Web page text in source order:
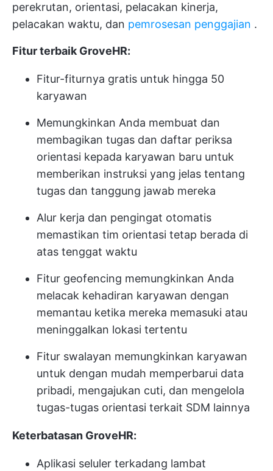
perekrutan, orientasi, pelacakan kinerja,
pelacakan waktu, dan pemrosesan penggajian .
Fitur terbaik GroveHR:
Fitur-fiturnya gratis untuk hingga 50
karyawan
Memungkinkan Anda membuat dan
membagikan tugas dan daftar periksa
orientasi kepada karyawan baru untuk
memberikan instruksi yang jelas tentang
tugas dan tanggung jawab mereka
Alur kerja dan pengingat otomatis
memastikan tim orientasi tetap berada di
atas tenggat waktu
Fitur geofencing memungkinkan Anda
melacak kehadiran karyawan dengan
memantau ketika mereka memasuki atau
meninggalkan lokasi tertentu
Fitur swalayan memungkinkan karyawan
untuk dengan mudah memperbarui data
pribadi, mengajukan cuti, dan mengelola
tugas-tugas orientasi terkait SDM lainnya
Keterbatasan GroveHR:
Aplikasi seluler terkadang lambat